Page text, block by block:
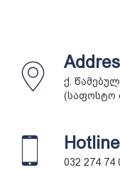
ქ.
(საფოსტო
Hotline
032 274 74